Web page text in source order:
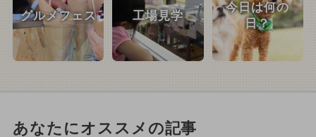
グルメフェス 工場見学
今日は何の
日？
あなたにオススメの記事